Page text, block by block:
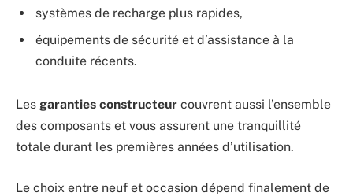
systèmes de recharge plus rapides,
équipements de sécurité et d’assistance à la
conduite récents.
Les garanties constructeur couvrent aussi l’ensemble
des composants et vous assurent une tranquillité
totale durant les premières années d’utilisation.
Le choix entre neuf et occasion dépend finalement de